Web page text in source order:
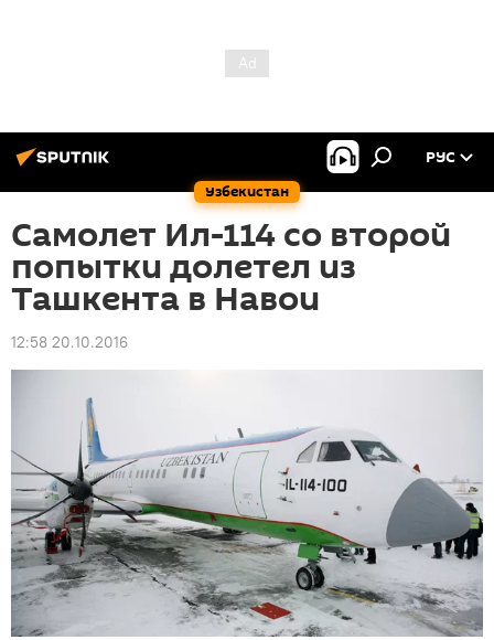
Узбекистан
РУС
Самолет Ил-114 со второй
попытки долетел из
Ташкента в Навои
12:58 20.10.2016